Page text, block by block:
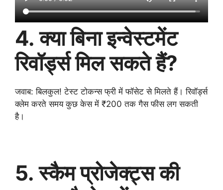
4. क्या बिना इन्वेस्टमेंट
रिवॉर्ड्स मिल सकते हैं?
जवाब: बिलकुल! टेस्ट टोकन्स फ्री में फॉसेट से मिलते हैं। रिवॉर्ड्स
क्लेम करते समय कुछ केस में ₹200 तक गैस फीस लग सकती
है।
5. स्कैम प्रोजेक्ट्स की